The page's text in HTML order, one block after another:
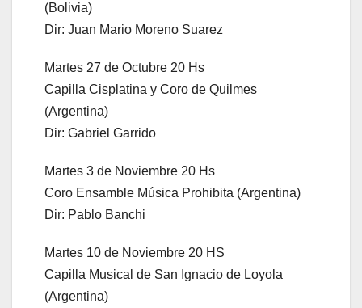
(Bolivia)
Dir: Juan Mario Moreno Suarez
Martes 27 de Octubre 20 Hs
Capilla Cisplatina y Coro de Quilmes
(Argentina)
Dir: Gabriel Garrido
Martes 3 de Noviembre 20 Hs
Coro Ensamble Música Prohibita (Argentina)
Dir: Pablo Banchi
Martes 10 de Noviembre 20 HS
Capilla Musical de San Ignacio de Loyola
(Argentina)